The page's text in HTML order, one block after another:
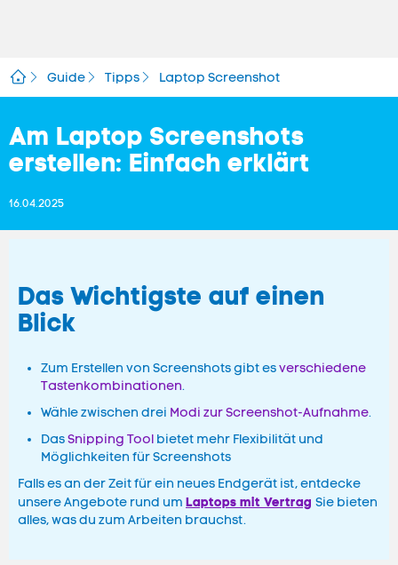
Guide Tipps Laptop Screenshot
Am Laptop Screenshots
erstellen: Einfach erklärt
16.04.2025
Das Wichtigste auf einen
Blick
Zum Erstellen von Screenshots gibt esverschiedene
Tastenkombinationen.
Wähle zwischen drei Modi zur Screenshot-Aufnahme.
DasSnipping Tool bietet mehr Flexibilität und
Möglichkeiten für Screenshots
Falls es an der Zeit für ein neues Endgerät ist, entdecke
unsere Angebote rund um Laptops mit Vertrag Sie bieten
alles, was du zum Arbeiten brauchst.